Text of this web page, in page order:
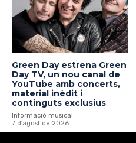
Green Day estrena Green
Day TV, un nou canal de
YouTube amb concerts,
material inèdit i
continguts exclusius
Informació musical
7 d'agost de 2026